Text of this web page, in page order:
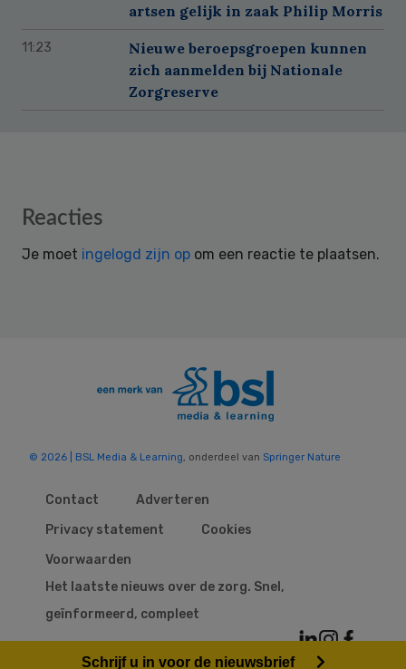
artsen gelijk in zaak Philip Morris
11:23
Nieuwe beroepsgroepen kunnen
zich aanmelden bij Nationale
Zorgreserve
Reader
Reacties
Je moet ingelogd zijn op om een reactie te plaatsen.
© 2026 | BSL Media & Learning, onderdeel van Springer Nature
Contact
Adverteren
Privacy statement
Cookies
Voorwaarden
Het laatste nieuws over de zorg. Snel,
geïnformeerd, compleet
Schrijf u in voor de nieuwsbrief